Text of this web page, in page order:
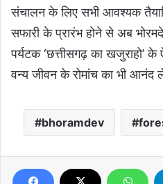
संचालन के लिए सभी आवश्यक
सफारी के प्रारंभ होने से अब
पर्यटक ‘छत्तीसगढ़ का खजुराहो’
वन्य जीवन के रोमांच का भी आनंद
bhoramdev